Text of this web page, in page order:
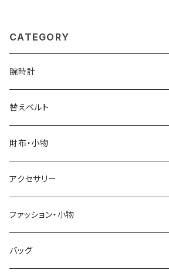
CATEGORY
腕時計
ELGIN
SALVATORE MARRA
CASIO
GRANDEUR
COGU
替えベルト
COACH
DANIEL WELLINGTON
LACOSTE
DIESEL
財布・小物
SONNE
DUCT
TRANSNUMBER
アクセサリー
GUCCI
TIFFANY&CO
ファッション・小物
DAKS
バッグ